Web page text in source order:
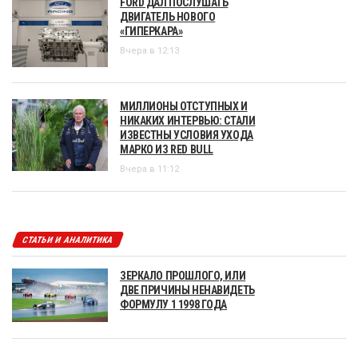
ДВИГАТЕЛЬ НОВОГО
«ГИПЕРКАРА»
Вчера в 12:13
МИЛЛИОНЫ ОТСТУПНЫХ И
НИКАКИХ ИНТЕРВЬЮ: СТАЛИ
ИЗВЕСТНЫ УСЛОВИЯ УХОДА
МАРКО ИЗ RED BULL
Вчера в 11:12
СТАТЬИ И АНАЛИТИКА
ЗЕРКАЛО ПРОШЛОГО, ИЛИ
ДВЕ ПРИЧИНЫ НЕНАВИДЕТЬ
ФОРМУЛУ 1 1998 ГОДА